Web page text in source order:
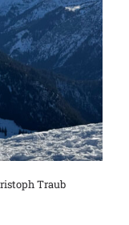
Traub